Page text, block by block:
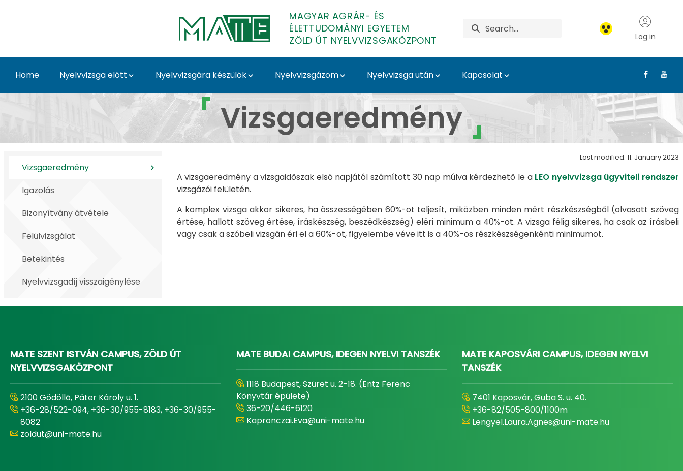
MAGYAR AGRÁR- ÉS
ÉLETTUDOMÁNYI EGYETEM
ZÖLD ÚT NYELVVIZSGAKÖZPONT
Log in
Home Nyelvvizsga előtt Nyelvvizsgára készülök Nyelvvizsgázom Nyelvvizsga után Kapcsolat
Zöld Út nyelvvizsga vizsgaeredmények - Zöld Út
Vizsgaeredmény
Vizsgaeredmény
Igazolás
Bizonyítvány átvétele
Felülvizsgálat
Betekintés
Nyelvvizsgadíj visszaigénylése
Last modified: 11. January 2023
A vizsgaeredmény a vizsgaidőszak első napjától számított 30 nap múlva kérdezhető le a LEO nyelvvizsga ügyviteli rendszer
vizsgázói felületén.
A komplex vizsga akkor sikeres, ha összességében 60%-ot teljesít, miközben minden mért részkészségből (olvasott szöveg
értése, hallott szöveg értése, íráskészség, beszédkészség) eléri minimum a 40%-ot. A vizsga félig sikeres, ha csak az írásbeli
vagy csak a szóbeli vizsgán éri el a 60%-ot, figyelembe véve itt is a 40%-os részkészségenkénti minimumot.
MATE SZENT ISTVÁN CAMPUS, ZÖLD ÚT
NYELVVIZSGAKÖZPONT
2100 Gödöllõ, Páter Károly u. 1.
+36-28/522-094, +36-30/955-8183, +36-30/955-
8082
zoldut@uni-mate.hu
MATE BUDAI CAMPUS, IDEGEN NYELVI TANSZÉK
1118 Budapest, Szüret u. 2-18. (Entz Ferenc
Könyvtár épülete)
36-20/446-6120
Kapronczai.Eva@uni-mate.hu
MATE KAPOSVÁRI CAMPUS, IDEGEN NYELVI
TANSZÉK
7401 Kaposvár, Guba S. u. 40.
+36-82/505-800/1100m
Lengyel.Laura.Agnes@uni-mate.hu